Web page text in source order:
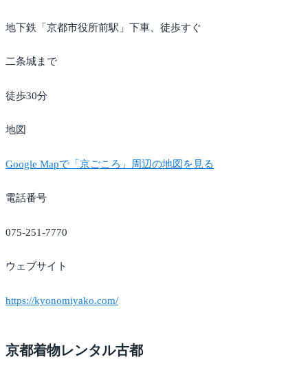
地下鉄「京都市役所前駅」下車、徒歩すぐ
二条城まで
徒歩30分
地図
Google Mapで「京ごころ」周辺の地図を見る
電話番号
075-251-7770
ウェブサイト
https://kyonomiyako.com/
京都着物レンタル古都